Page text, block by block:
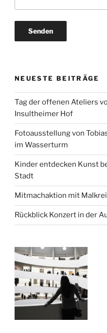
NEUESTE BEITRÄGE
Tag der offenen Ateliers
Insultheimer Hof
Fotoausstellung von
im Wasserturm
Kinder entdecken Kunst
Stadt
Mitmachaktion mit
Rückblick Konzert in der